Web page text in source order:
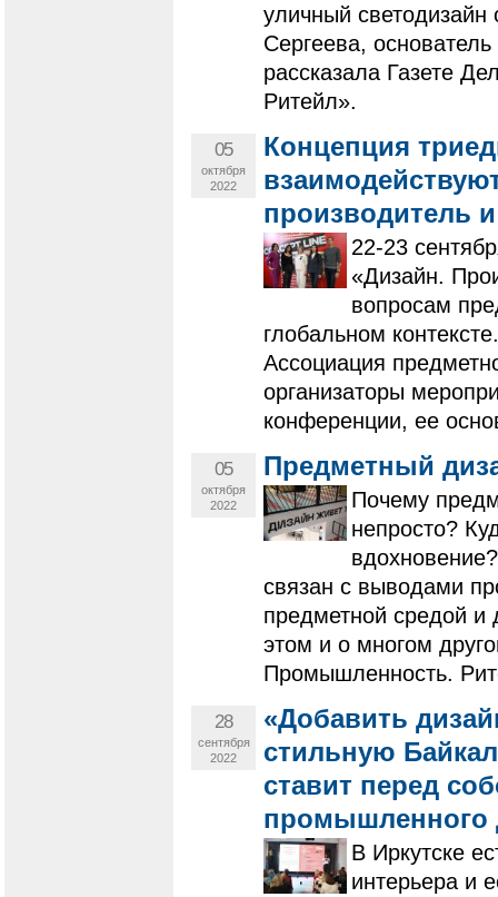
уличный светодизайн
Сергеева,
рассказала Газете
Ритейл».
05
октября
2022
Концепция
производитель
22-23
«Дизайн.
вопросам
глобальном
Ассоциация
организаторы
конференции, ее
05
октября
2022
Предметный
Почему
непросто?
связан с выводами
предметной средой и
этом и о многом
Промышленность.
28
сентября
2022
«Добавить
стильную
ставит перед
промышленного
В Иркутске
интерьера и